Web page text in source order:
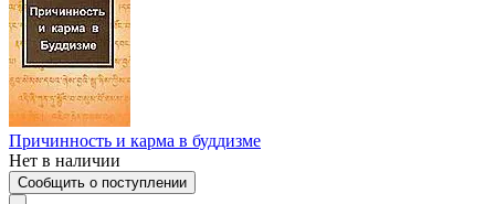
Причинность и карма в буддизме
Нет в наличии
Сообщить о поступлении